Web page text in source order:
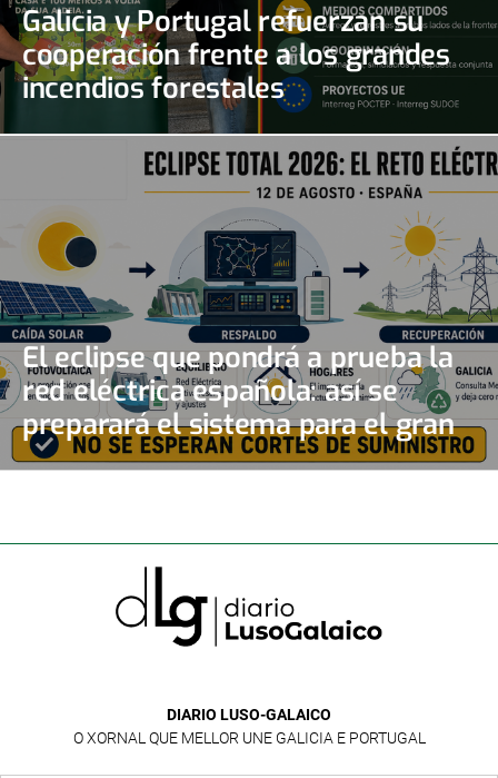
Galicia y Portugal refuerzan su
cooperación frente a los grandes
incendios forestales
El eclipse que pondrá a prueba la
red eléctrica española: así se
preparará el sistema para el gran
apagón solar
DIARIO LUSO-GALAICO
O XORNAL QUE MELLOR UNE GALICIA E PORTUGAL